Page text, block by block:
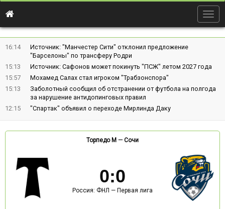
16:14
Источник: "Манчестер Сити" отклонил предложение
"Барселоны" по трансферу Родри
15:13
Источник: Сафонов может покинуть "ПСЖ" летом 2027 года
15:57
Мохамед Салах стал игроком "Трабзонспора"
15:13
Заболотный сообщил об отстранении от футбола на полгода
за нарушение антидопинговых правил
12:15
"Спартак" объявил о переходе Мирлинда Даку
Торпедо М — Сочи
0:0
Россия: ФНЛ — Первая лига